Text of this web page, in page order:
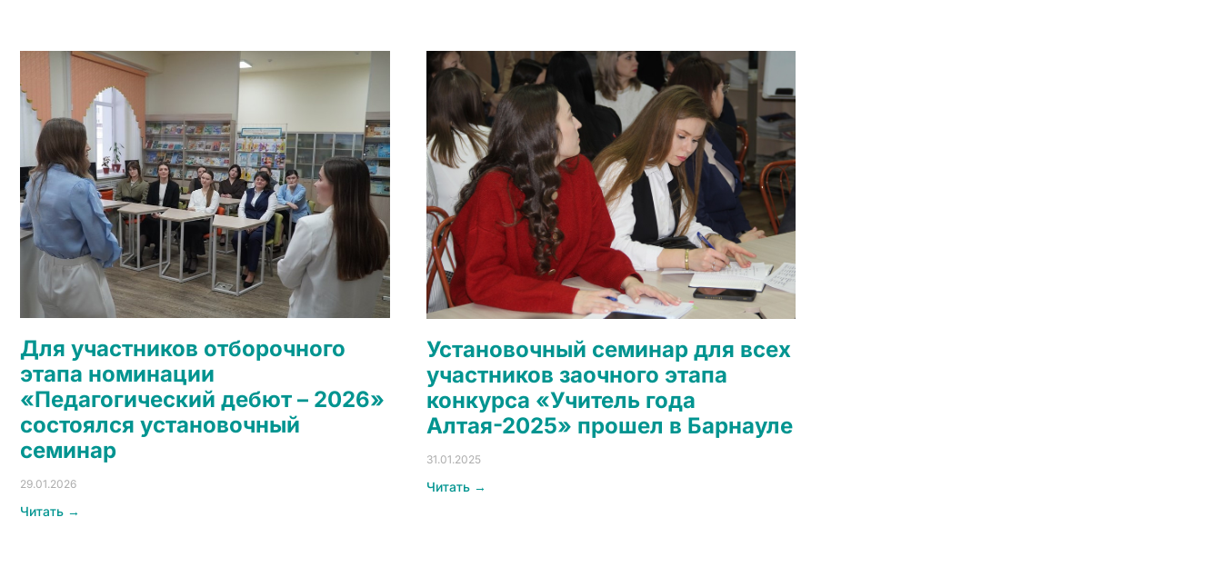
Для участников отборочного
этапа номинации
«Педагогический дебют – 2026»
состоялся установочный
семинар
29.01.2026
Читать →
Установочный семинар для всех
участников заочного этапа
конкурса «Учитель года
Алтая-2025» прошел в Барнауле
31.01.2025
Читать →